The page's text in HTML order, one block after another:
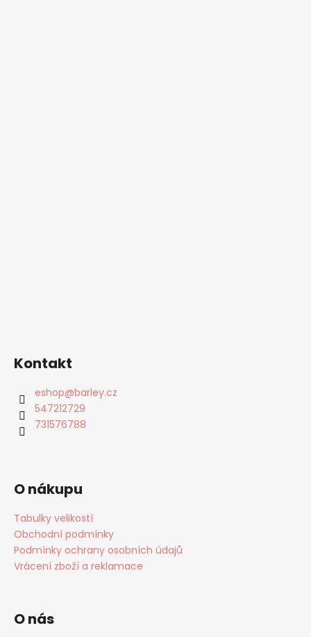
Kontakt
eshop@barley.cz
547212729
731576788
O nákupu
Tabulky velikostí
Obchodní podmínky
Podmínky ochrany osobních údajů
Vrácení zboží a reklamace
O nás